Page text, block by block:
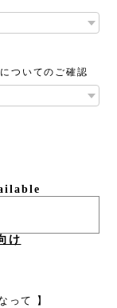
ついてのご確認
け
って 】